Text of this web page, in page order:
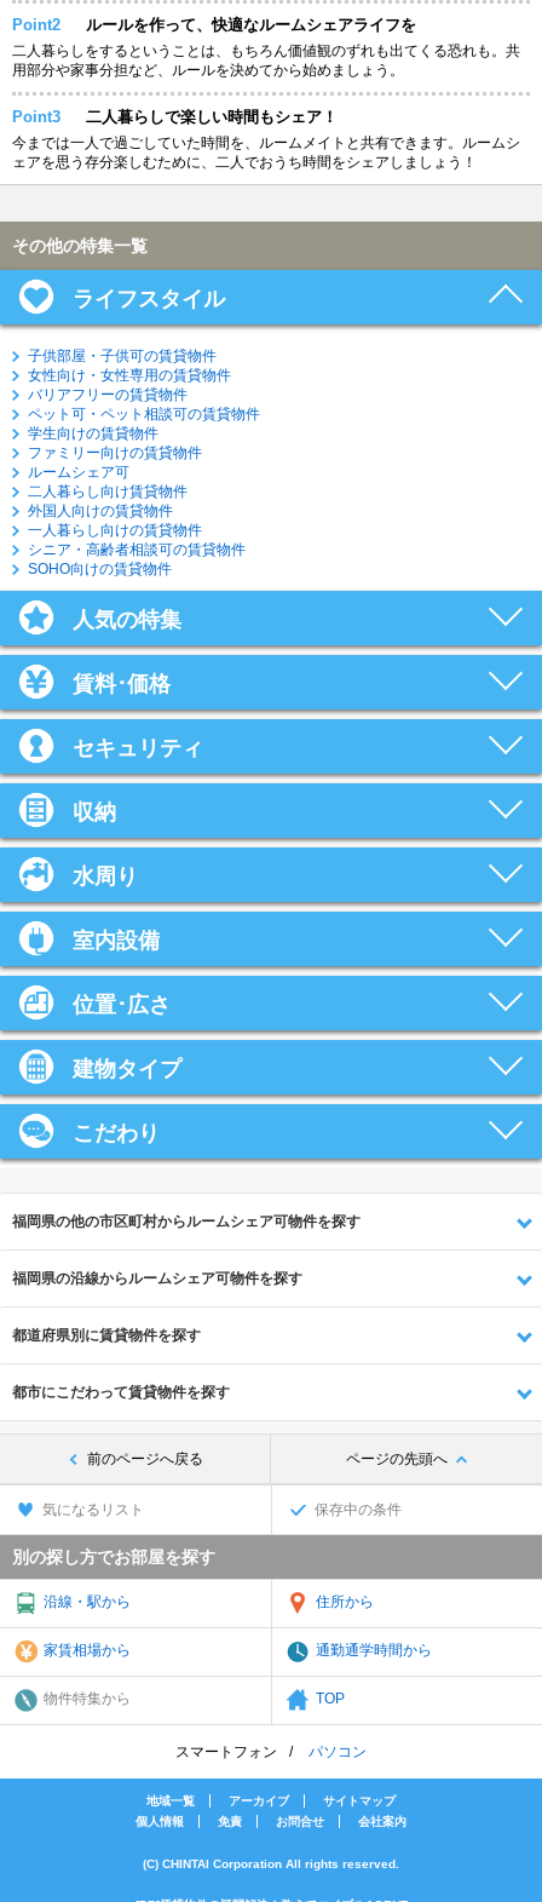
Point2 ルールを作って、快適なルームシェアライフを
二人暮らしをするということは、もちろん価値観のずれも出てくる恐れも。共
用部分や家事分担など、ルールを決めてから始めましょう。
Point3 二人暮らしで楽しい時間もシェア！
今までは一人で過ごしていた時間を、ルームメイトと共有できます。ルームシ
ェアを思う存分楽しむために、二人でおうち時間をシェアしましょう！
その他の特集一覧
ライフスタイル
子供部屋・子供可の賃貸物件
女性向け・女性専用の賃貸物件
バリアフリーの賃貸物件
ペット可・ペット相談可の賃貸物件
学生向けの賃貸物件
ファミリー向けの賃貸物件
ルームシェア可
二人暮らし向け賃貸物件
外国人向けの賃貸物件
一人暮らし向けの賃貸物件
シニア・高齢者相談可の賃貸物件
SOHO向けの賃貸物件
人気の特集
賃料･価格
セキュリティ
収納
水周り
室内設備
位置･広さ
建物タイプ
こだわり
福岡県の他の市区町村からルームシェア可物件を探す
福岡県の沿線からルームシェア可物件を探す
都道府県別に賃貸物件を探す
都市にこだわって賃貸物件を探す
前のページへ戻る ページの先頭へ
気になるリスト 保存中の条件
別の探し方でお部屋を探す
沿線・駅から 住所から
家賃相場から 通勤通学時間から
物件特集から TOP
スマートフォン パソコン
地域一覧 アーカイブ
サイトマップ
個人情報
免責 お問合せ 会社案内
(C) CHINTAI Corporation All rights reserved.